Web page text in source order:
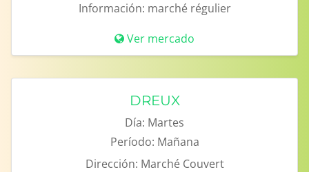
Información: marché régulier
Ver mercado
DREUX
Día: Martes
Período: Mañana
Dirección: Marché Couvert